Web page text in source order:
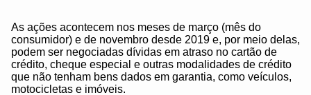
As ações acontecem nos meses de março (mês do
consumidor) e de novembro desde 2019 e, por meio delas,
podem ser negociadas dívidas em atraso no cartão de
crédito, cheque especial e outras modalidades de crédito
que não tenham bens dados em garantia, como veículos,
motocicletas e imóveis.